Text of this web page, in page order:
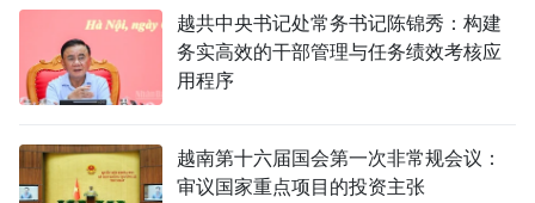
越共中央书记处常务书记陈锦秀：构建
务实高效的干部管理与任务绩效考核应
用程序
越南第十六届国会第一次非常规会议：
审议国家重点项目的投资主张